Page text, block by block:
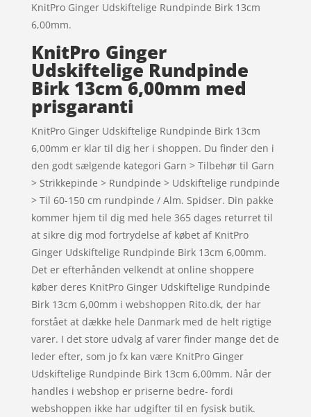
KnitPro Ginger Udskiftelige Rundpinde Birk 13cm
6,00mm.
KnitPro Ginger
Udskiftelige Rundpinde
Birk 13cm 6,00mm med
prisgaranti
KnitPro Ginger Udskiftelige Rundpinde Birk 13cm
6,00mm er klar til dig her i shoppen. Du finder den i
den godt sælgende kategori Garn > Tilbehør til Garn
> Strikkepinde > Rundpinde > Udskiftelige rundpinde
> Til 60-150 cm rundpinde / Alm. Spidser. Din pakke
kommer hjem til dig med hele 365 dages returret til
at sikre dig mod fortrydelse af købet af KnitPro
Ginger Udskiftelige Rundpinde Birk 13cm 6,00mm.
Det er efterhånden velkendt at online shoppere
køber deres KnitPro Ginger Udskiftelige Rundpinde
Birk 13cm 6,00mm i webshoppen Rito.dk, der har
forstået at dække hele Danmark med de helt rigtige
varer. I det store udvalg af varer finder mange det de
leder efter, som jo fx kan være KnitPro Ginger
Udskiftelige Rundpinde Birk 13cm 6,00mm. Når der
handles i webshop er priserne bedre- fordi
webshoppen ikke har udgifter til en fysisk butik.